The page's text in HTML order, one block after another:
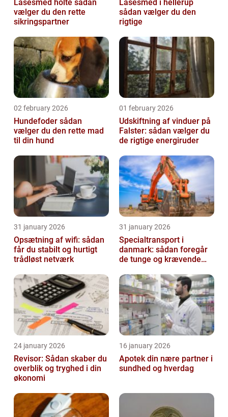
Låsesmed holte sådan
vælger du den rette
sikringspartner
Låsesmed i hellerup
sådan vælger du den
rigtige
02 february 2026
Hundefoder sådan
vælger du den rette mad
til din hund
01 february 2026
Udskiftning af vinduer på
Falster: sådan vælger du
de rigtige energiruder
31 january 2026
Opsætning af wifi: sådan
får du stabilt og hurtigt
trådløst netværk
31 january 2026
Specialtransport i
danmark: sådan foregår
de tunge og krævende
24 january 2026
Revisor: Sådan skaber du
overblik og tryghed i din
økonomi
16 january 2026
Apotek din nære partner i
sundhed og hverdag